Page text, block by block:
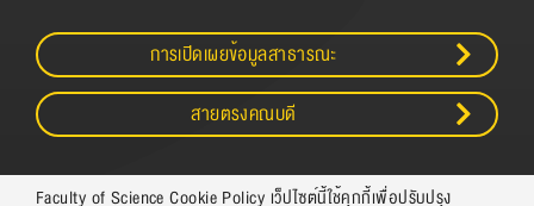
การเปิดเผยข้อมูลสาธารณะ
สายตรงคณบดี
Faculty of Science Cookie Policy เว็ปไซต์นี้ใช้คุกกี้เพื่อปรับปรุง